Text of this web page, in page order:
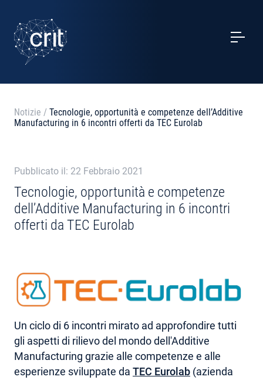
SERVIZI
CASI STUDIO
NOTIZIE
CHI SIAMO
AREA RISERVATA
Notizie / Tecnologie, opportunità e competenze dell’Additive
Manufacturing in 6 incontri offerti da TEC Eurolab
Pubblicato il: 22 Febbraio 2021
Tecnologie, opportunità e competenze
dell’Additive Manufacturing in 6 incontri
offerti da TEC Eurolab
Un ciclo di 6 incontri mirato ad approfondire tutti
gli aspetti di rilievo del mondo dell'Additive
Manufacturing grazie alle competenze e alle
esperienze sviluppate da TEC Eurolab (azienda